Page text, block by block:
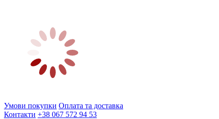
Умови покупки Оплата та доставка
Контакти +38 067 572 94 53